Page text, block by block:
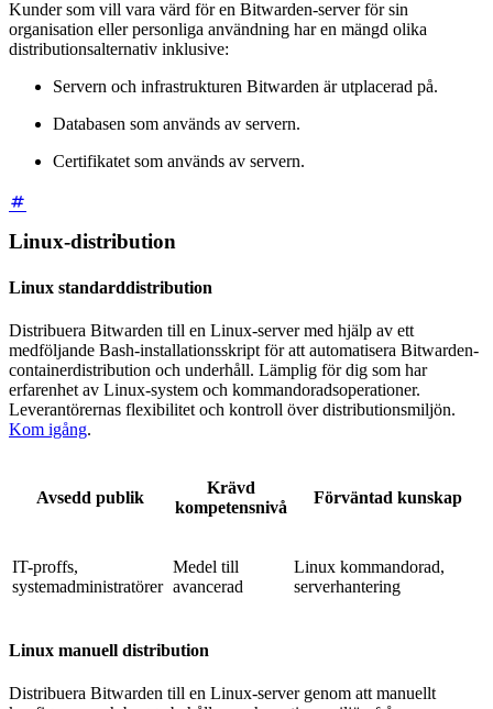
Kunder som vill vara värd för en Bitwarden-server för sin
organisation eller personliga användning har en mängd olika
distributionsalternativ inklusive:
Servern och infrastrukturen Bitwarden är utplacerad på.
Databasen som används av servern.
Certifikatet som används av servern.
Linux-distribution
Linux standarddistribution
Distribuera Bitwarden till en Linux-server med hjälp av ett
medföljande Bash-installationsskript för att automatisera Bitwarden-
containerdistribution och underhåll. Lämplig för dig som har
erfarenhet av Linux-system och kommandoradsoperationer.
Leverantörernas flexibilitet och kontroll över distributionsmiljön.
Kom igång.
Avsedd publik
Krävd
kompetensnivå
Förväntad kunskap
IT-proffs,
systemadministratörer
Medel till
avancerad
Linux kommandorad,
serverhantering
Linux manuell distribution
Distribuera Bitwarden till en Linux-server genom att manuellt